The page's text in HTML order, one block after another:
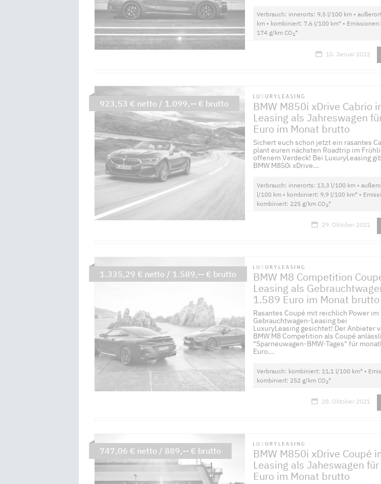
Verbrauch: innerorts: 9,5 l/100 km •
km • kombiniert: 7,6 l/100 km* •
174 g/km CO2*
10. Januar 2022
BMW M850i xDrive Cabrio
Leasing als Jahreswagen
Euro im Monat brutto
Sichert euch schon jetzt ein rasantes
plant euren nächsten Roadtrip im
offenem Verdeck! Bei LuxuryLeasing
BMW M850i xDrive...
Verbrauch: innerorts: 13,3 l/100 km •
l/100 km • kombiniert: 9,9 l/100 km* •
kombiniert: 225 g/km CO2*
29. Oktober 2021
923,53 € netto / 1.099,-- € brutto
BMW M8 Competition
Leasing als
1.589 Euro im Monat brutto
Rasantes Coupé mit reichlich Power im
Gebrauchtwagen-Leasing bei
LuxuryLeasing gesichtet! Der Anbieter
BMW M8 Competition als Coupé
"Sparneuwagen-BMW-Tages" für
Euro...
Verbrauch: kombiniert: 11,1 l/100 km* •
kombiniert: 252 g/km CO2*
28. Oktober 2021
1.335,29 € netto / 1.589,-- € brutto
BMW M850i xDrive Coupé
Leasing als Jaheswagen
Euro im Monat brutto
747,06 € netto / 889,-- € brutto